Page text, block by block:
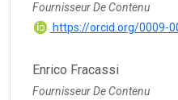
Fournisseur De Contenu
https://orcid.org/0009-
Enrico Fracassi
Fournisseur De Contenu